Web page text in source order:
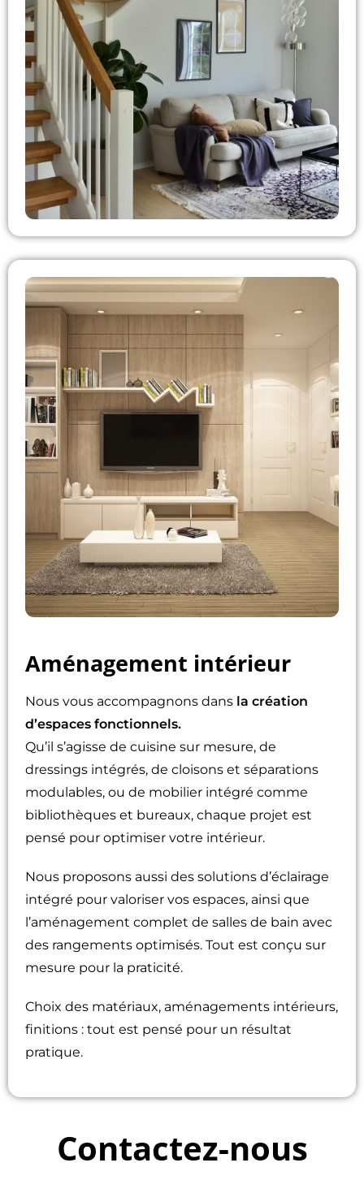
Aménagement intérieur
Nous vous accompagnons dans la création
d’espaces fonctionnels.
Qu’il s’agisse de cuisine sur mesure, de
dressings intégrés, de cloisons et séparations
modulables, ou de mobilier intégré comme
bibliothèques et bureaux, chaque projet est
pensé pour optimiser votre intérieur.
Nous proposons aussi des solutions d’éclairage
intégré pour valoriser vos espaces, ainsi que
l’aménagement complet de salles de bain avec
des rangements optimisés. Tout est conçu sur
mesure pour la praticité.
Choix des matériaux, aménagements intérieurs,
finitions : tout est pensé pour un résultat
pratique.
Contactez-nous